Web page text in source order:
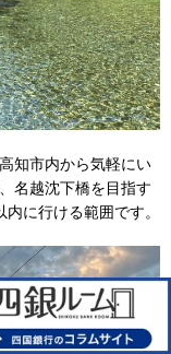
知市内から気軽にい
名越沈下橋を目指す
に行ける範囲です。